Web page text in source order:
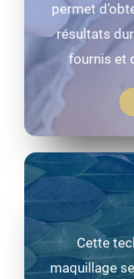
permet
résultats
fournis et
Cette
maquillage